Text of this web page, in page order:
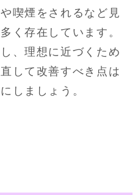
喫煙をされるなど見
く存在しています。
、理想に近づくため
して改善すべき点は
しましょう。